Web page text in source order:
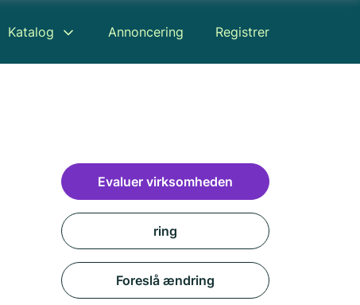
Katalog Annoncering Registrer
Evaluer virksomheden
ring
Foreslå ændring